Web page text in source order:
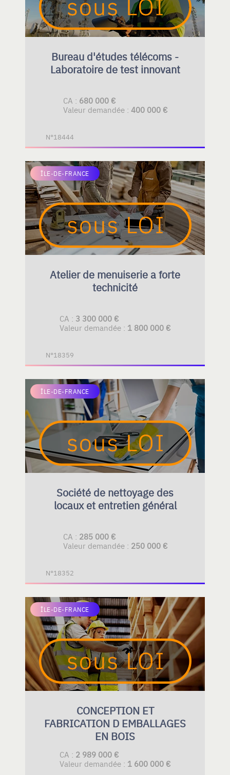
Bureau d'études télécoms -
Laboratoire de test innovant
CA : 680 000 €
Valeur demandée : 400 000 €
N°18444
ÎLE-DE-FRANCE
Atelier de menuiserie a forte
technicité
CA : 3 300 000 €
Valeur demandée : 1 800 000 €
N°18359
ÎLE-DE-FRANCE
Société de nettoyage des
locaux et entretien général
CA : 285 000 €
Valeur demandée : 250 000 €
N°18352
ÎLE-DE-FRANCE
CONCEPTION ET
FABRICATION D EMBALLAGES
EN BOIS
CA : 2 989 000 €
Valeur demandée : 1 600 000 €